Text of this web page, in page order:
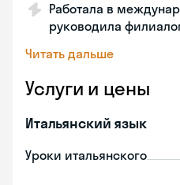
Работала в
руководила
Читать дальше
Услуги и цены
Итальянский язык
Уроки итальянского